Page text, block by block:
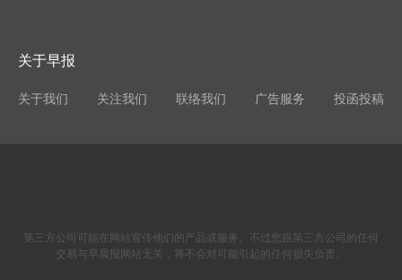
关于早报
关于我们 关注我们 联络我们 广告服务 投函投稿
第三方公司可能在网站宣传他们的产品或服务。不过您跟第三方公司的任何
交易与早晨报网站无关，将不会对可能引起的任何损失负责。